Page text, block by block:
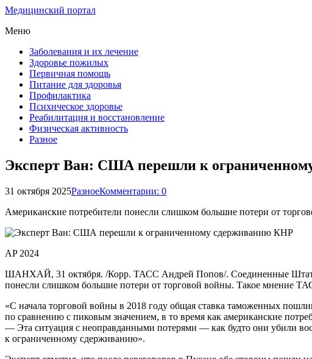
Медицинский портал
Меню
Заболевания и их лечение
Здоровье пожилых
Первичная помощь
Питание для здоровья
Профилактика
Психическое здоровье
Реабилитация и восстановление
Физическая активность
Разное
Эксперт Ван: США перешли к
31 октября 2025РазноеКомментарии: 0
Американские потребители понесли слишком большие потери от
AP 2024
ШАНХАЙ, 31 октября. /Корр. ТАСС Андрей Попов/. Соединенные Штаты
понесли слишком большие потери от торговой войны. Такое мнение
«С начала торговой войны в 2018 году общая ставка таможенных
по сравнению с пиковым значением, в то время как американские
— Эта ситуация с неоправданными потерями — как будто они убили
к ограниченному сдерживанию».